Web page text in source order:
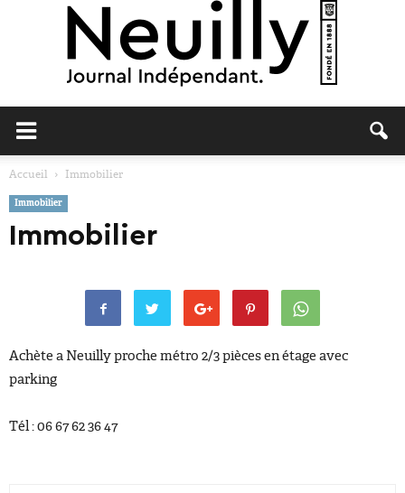
Accueil Immobilier
Immobilier
Immobilier
Achète a Neuilly proche métro 2/3 pièces en étage avec
parking
Tél : 06 67 62 36 47